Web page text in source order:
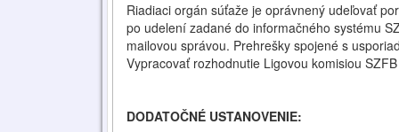
Riadiaci orgán súťaže je oprávnený udeľovať
po udelení zadané do informačného systému
mailovou správou. Prehrešky spojené s
Vypracovať rozhodnutie Ligovou komisiou
DODATOČNÉ USTANOVENIE: